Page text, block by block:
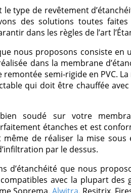
type de revêtement
des solutions toutes
dans les règles de l’art
nous proposons consiste en
dans la membrane
remontée semi-rigide en PVC.
qui doit être chauffée
bien soudé sur votre
étanches et est
même de réaliser la mise
par le dessus.
d’étanchéité que nous
avec la plupart des